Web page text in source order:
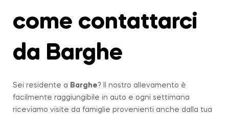
come contattarci
da Barghe
Sei residente a Barghe? Il nostro allevamento è
facilmente raggiungibile in auto e ogni settimana
riceviamo visite da famiglie provenienti anche dalla tua